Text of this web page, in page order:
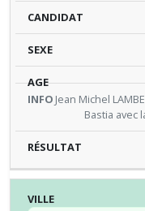
Jean Michel
Bastia avec